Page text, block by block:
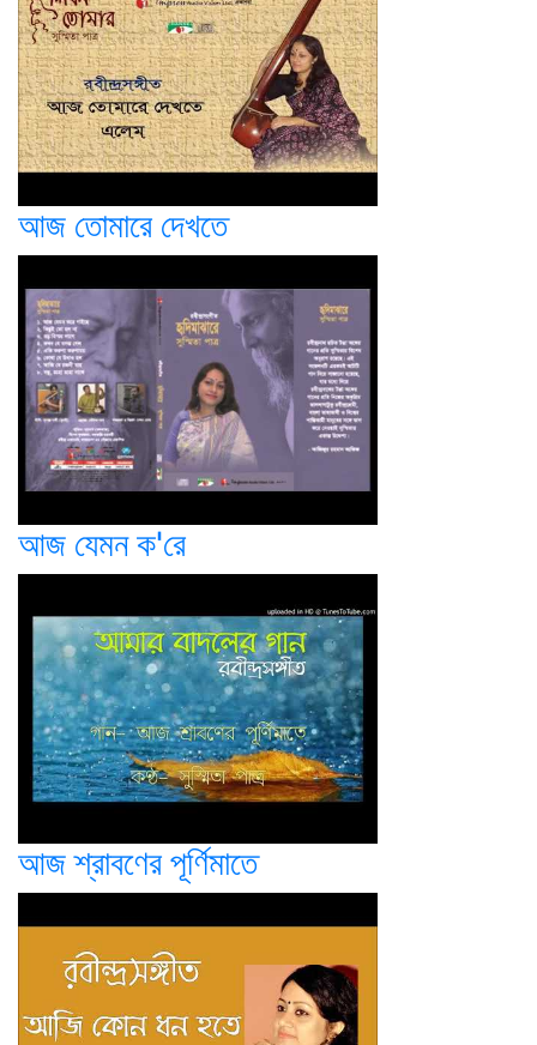
আজ তোমারে দেখতে
আজ যেমন ক'রে
আজ শ্রাবণের পূর্ণিমাতে